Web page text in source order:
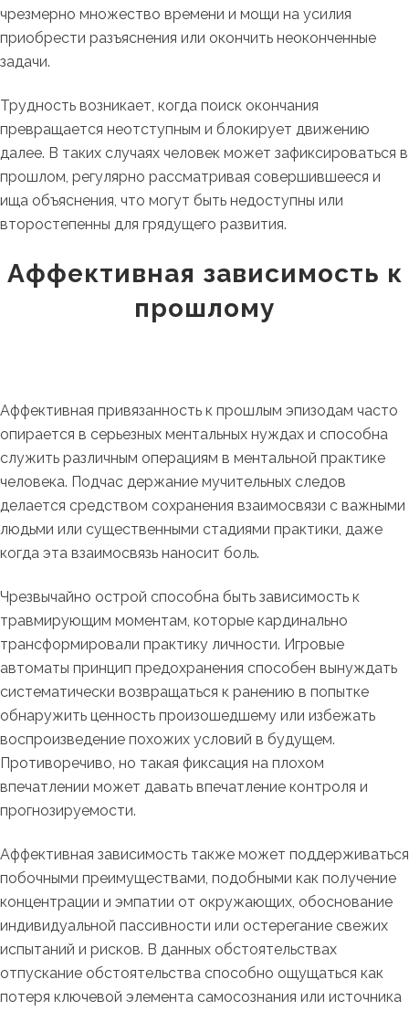
чрезмерно множество времени и мощи на усилия
приобрести разъяснения или окончить неоконченные
задачи.
Трудность возникает, когда поиск окончания
превращается неотступным и блокирует движению
далее. В таких случаях человек может зафиксироваться в
прошлом, регулярно рассматривая совершившееся и
ища объяснения, что могут быть недоступны или
второстепенны для грядущего развития.
Аффективная зависимость к
прошлому
Аффективная привязанность к прошлым эпизодам часто
опирается в серьезных ментальных нуждах и способна
служить различным операциям в ментальной практике
человека. Подчас держание мучительных следов
делается средством сохранения взаимосвязи с важными
людьми или существенными стадиями практики, даже
когда эта взаимосвязь наносит боль.
Чрезвычайно острой способна быть зависимость к
травмирующим моментам, которые кардинально
трансформировали практику личности. Игровые
автоматы принцип предохранения способен вынуждать
систематически возвращаться к ранению в попытке
обнаружить ценность произошедшему или избежать
воспроизведение похожих условий в будущем.
Противоречиво, но такая фиксация на плохом
впечатлении может давать впечатление контроля и
прогнозируемости.
Аффективная зависимость также может поддерживаться
побочными преимуществами, подобными как получение
концентрации и эмпатии от окружающих, обоснование
индивидуальной пассивности или остерегание свежих
испытаний и рисков. В данных обстоятельствах
отпускание обстоятельства способно ощущаться как
потеря ключевой элемента самосознания или источника